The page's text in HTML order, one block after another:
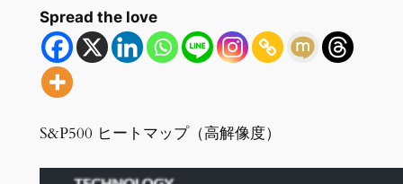
Spread the love
S&P500 ヒートマップ（高解像度）